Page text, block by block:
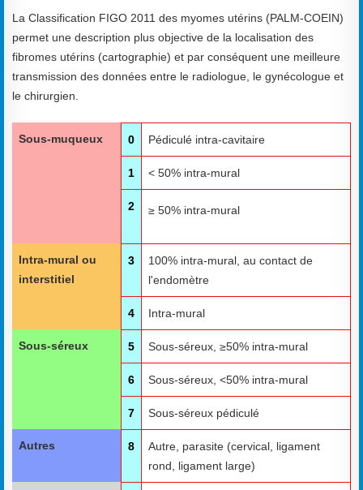
La Classification FIGO 2011 des myomes utérins (PALM-COEIN)
permet une description plus objective de la localisation des
fibromes utérins (cartographie) et par conséquent une meilleure
transmission des données entre le radiologue, le gynécologue et
le chirurgien.
Sous-muqueux 0 Pédiculé intra-cavitaire
1 < 50% intra-mural
2 ≥ 50% intra-mural
Intra-mural ou
interstitiel
3
100% intra-mural, au contact de
l'endomètre
4 Intra-mural
Sous-séreux 5 Sous-séreux, ≥50% intra-mural
6 Sous-séreux, <50% intra-mural
7 Sous-séreux pédiculé
Autres 8
Autre, parasite (cervical, ligament
rond, ligament large)